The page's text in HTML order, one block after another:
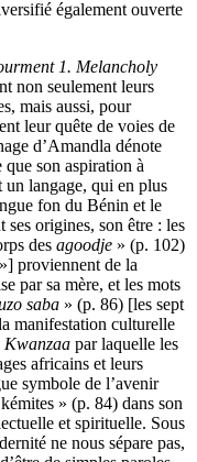
également ouverte
1. Melancholy
non seulement leurs
mais aussi, pour
leur quête de voies de
d’Amandla dénote
son aspiration à
un langage, qui en plus
fon du Bénin et le
origines, son être : les
des agoodje » (p. 102)
proviennent de la
par sa mère, et les mots
saba » (p. 86) [les sept
manifestation culturelle
Kwanzaa par laquelle les
africains et leurs
symbole de l’avenir
» (p. 84) dans son
et spirituelle. Sous
ne nous sépare pas,